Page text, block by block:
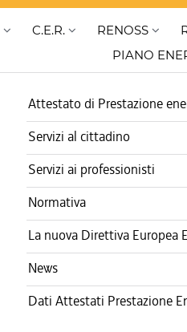
C.E.R. RENOSS
PIANO
Attestato di Prestazione
Servizi al cittadino
Servizi ai professionisti
Normativa
La nuova Direttiva Europea
News
Dati Attestati Prestazione